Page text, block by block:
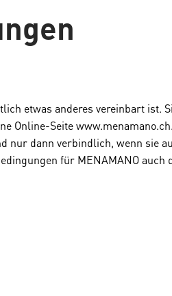
etwas anderes vereinbart ist.
Online-Seite
nur dann verbindlich, wenn sie
für MENAMANO auch